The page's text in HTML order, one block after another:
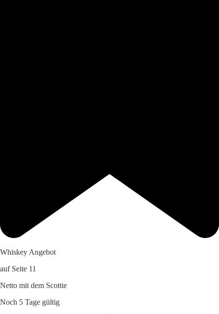
Whiskey Angebot
auf Seite 11
Netto mit dem Scottie
Noch 5 Tage gültig